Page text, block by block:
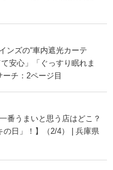
ンズの“車内遮光カーテ
安心」「ぐっすり眠れま
チ：2ページ目
番うまいと思う店はどこ？
の日」！】（2/4） | 兵庫県